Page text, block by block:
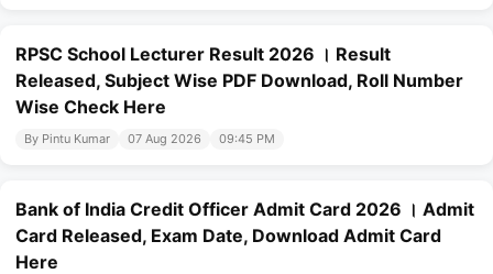
RPSC School Lecturer Result 2026 । Result
Released, Subject Wise PDF Download, Roll Number
Wise Check Here
By Pintu Kumar 07 Aug 2026 09:45 PM
Bank of India Credit Officer Admit Card 2026 । Admit
Card Released, Exam Date, Download Admit Card
Here